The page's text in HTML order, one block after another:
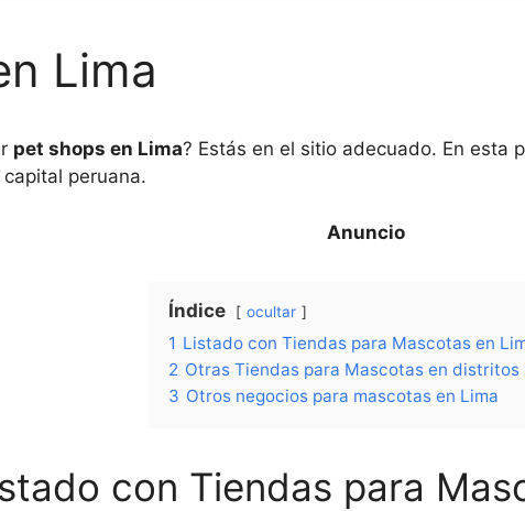
Lima
pet shops en Lima? Estás en el sitio adecuado. En esta
peruana.
Índice ocultar
1 Listado con Tiendas para Mascotas en
2 Otras Tiendas para Mascotas en distritos
3 Otros negocios para mascotas en Lima
con Tiendas para